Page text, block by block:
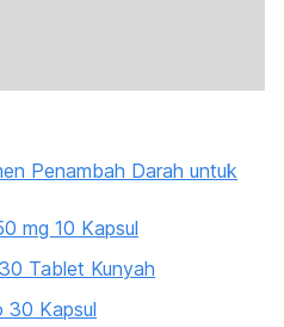
Penambah Darah untuk
mg 10 Kapsul
Tablet Kunyah
30 Kapsul